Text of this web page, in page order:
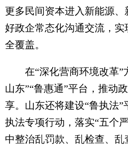
更多民间资本进入新能源
好政企常态化沟通交流，
全覆盖。
在“深化营商环境改革”
山东”“鲁惠通”平台，推动
享。山东还将建设“鲁执法
执法专项行动，落实“五个
中整治乱罚款、乱检查、乱